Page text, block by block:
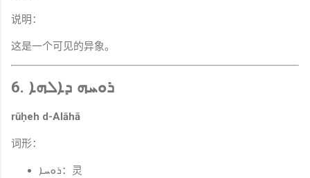
说明：
这是一个可见的异象。
6. ܪܘܚܗ ܕܐܠܗܐ
rūḥeh d-Alāhā
词形：
ܪܘܚܐ：灵